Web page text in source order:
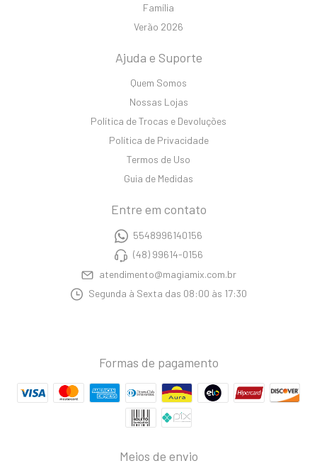
Família
Verão 2026
Ajuda e Suporte
Quem Somos
Nossas Lojas
Política de Trocas e Devoluções
Política de Privacidade
Termos de Uso
Guia de Medidas
Entre em contato
5548996140156
(48) 99614-0156
atendimento@magiamix.com.br
Segunda à Sexta das 08:00 às 17:30
Formas de pagamento
Meios de envio